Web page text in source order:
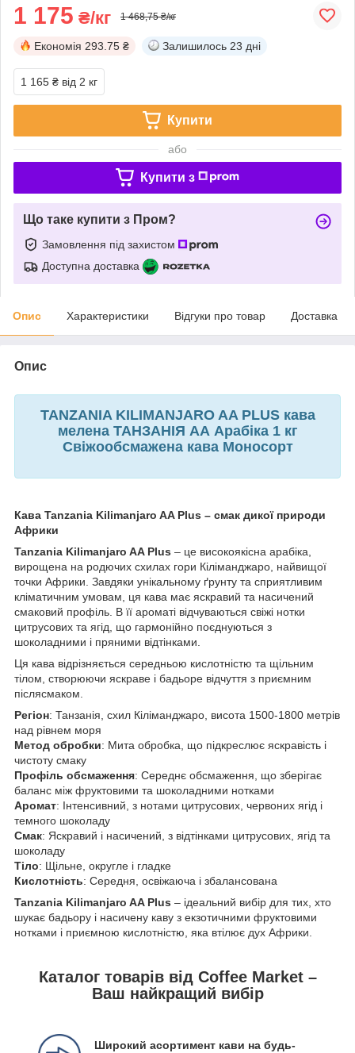
1 175 ₴/кг 1 468,75 ₴/кг
Економія 293.75 ₴ Залишилось 23 дні
1 165 ₴ від 2 кг
Купити
або
Купити з
Що таке купити з Пром?
Замовлення під захистом
Доступна доставка
Опис Характеристики Відгуки про товар Доставка
Опис
TANZANIA KILIMANJARO AA PLUS кава
мелена ТАНЗАНІЯ АА Арабіка 1 кг
Свіжообсмажена кава Моносорт
Кава Tanzania Kilimanjaro AA Plus – смак дикої природи
Африки
Tanzania Kilimanjaro AA Plus – це високоякісна арабіка,
вирощена на родючих схилах гори Кіліманджаро, найвищої
точки Африки. Завдяки унікальному ґрунту та сприятливим
кліматичним умовам, ця кава має яскравий та насичений
смаковий профіль. В її ароматі відчуваються свіжі нотки
цитрусових та ягід, що гармонійно поєднуються з
шоколадними і пряними відтінками.
Ця кава відрізняється середньою кислотністю та щільним
тілом, створюючи яскраве і бадьоре відчуття з приємним
післясмаком.
Регіон: Танзанія, схил Кіліманджаро, висота 1500-1800 метрів
над рівнем моря
Метод обробки: Мита обробка, що підкреслює яскравість і
чистоту смаку
Профіль обсмаження: Середнє обсмаження, що зберігає
баланс між фруктовими та шоколадними нотками
Аромат: Інтенсивний, з нотами цитрусових, червоних ягід і
темного шоколаду
Смак: Яскравий і насичений, з відтінками цитрусових, ягід та
шоколаду
Тіло: Щільне, округле і гладке
Кислотність: Середня, освіжаюча і збалансована
Tanzania Kilimanjaro AA Plus – ідеальний вибір для тих, хто
шукає бадьору і насичену каву з екзотичними фруктовими
нотками і приємною кислотністю, яка втілює дух Африки.
Каталог товарів від Coffee Market –
Ваш найкращий вибір
Широкий асортимент кави на будь-